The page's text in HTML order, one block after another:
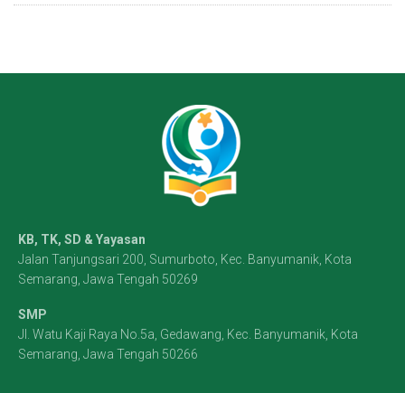
KB, TK, SD & Yayasan
Jalan Tanjungsari 200, Sumurboto, Kec. Banyumanik, Kota
Semarang, Jawa Tengah 50269
SMP
Jl. Watu Kaji Raya No.5a, Gedawang, Kec. Banyumanik, Kota
Semarang, Jawa Tengah 50266